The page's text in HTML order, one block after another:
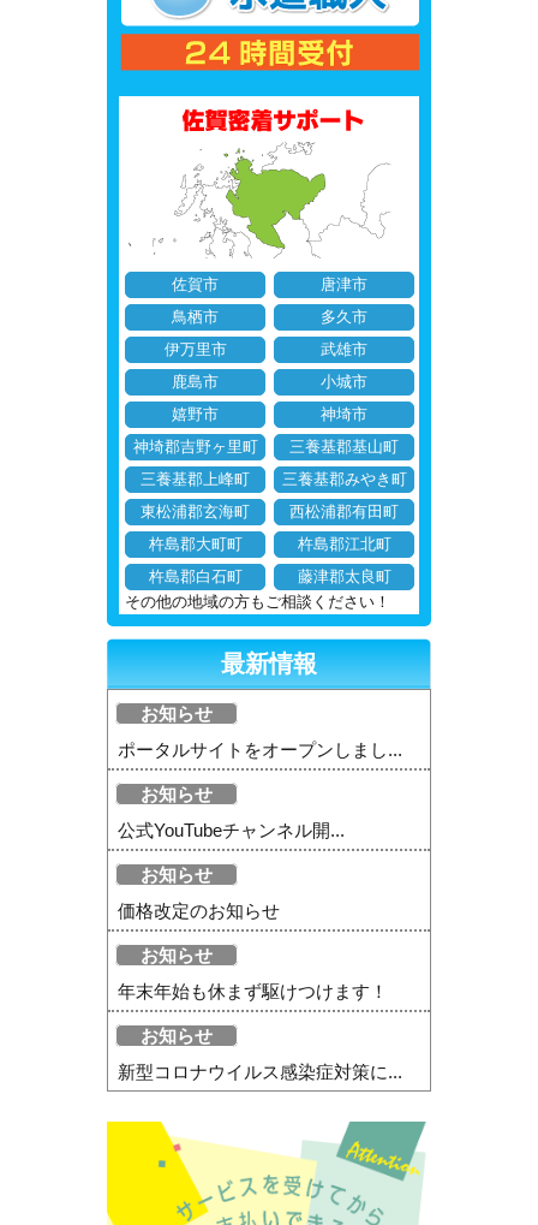
佐賀市
唐津市
鳥栖市
多久市
伊万里市
武雄市
鹿島市
小城市
嬉野市
神埼市
神埼郡吉野ヶ里町
三養基郡基山町
三養基郡上峰町
三養基郡みやき町
東松浦郡玄海町
西松浦郡有田町
杵島郡大町町
杵島郡江北町
杵島郡白石町
藤津郡太良町
その他の地域の方もご相談ください！
最新情報
お知らせ
ポータルサイトをオープンしまし...
お知らせ
公式YouTubeチャンネル開...
お知らせ
価格改定のお知らせ
お知らせ
年末年始も休まず駆けつけます！
お知らせ
新型コロナウイルス感染症対策に...